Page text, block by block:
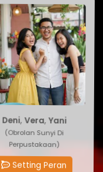
Deni,Vera,Yani
(Obrolan Sunyi Di
Perpustakaan)
Setting Peran